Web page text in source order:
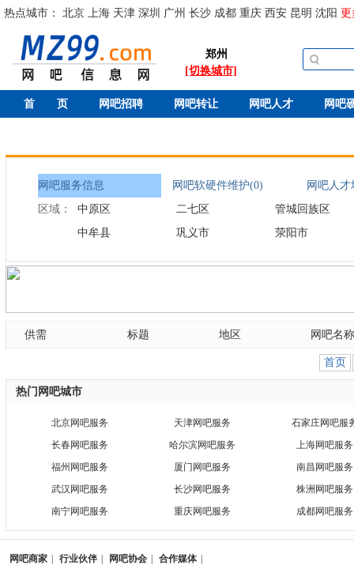
热点城市： 北京 上海 天津 深圳 广州 长沙 成都 重庆 西安 昆明 沈阳 更
郑州
[切换城市]
首 页 网吧招聘 网吧转让 网吧人才 网吧
网吧服务信息 网吧软硬件维护(0)
网吧人
区域：
中原区 二七区
管城回族区
中牟县
巩义市 荥阳市
供需 标题 地区 网吧名称
首页
热门网吧城市
北京网吧服务 天津网吧服务
石家庄网吧服
长春网吧服务
哈尔滨网吧服务
上海网吧服务
福州网吧服务
厦门网吧服务
南昌网吧服务
武汉网吧服务
长沙网吧服务
株洲网吧服务
南宁网吧服务
重庆网吧服务 成都网吧服务
网吧商家 行业伙伴 网吧协会 合作媒体